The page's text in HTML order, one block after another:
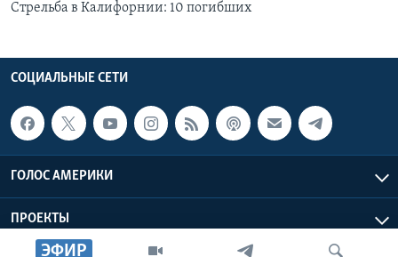
ЭФИР
Стрельба в Калифорнии: 10 погибших
СОЦИАЛЬНЫЕ СЕТИ
ГОЛОС АМЕРИКИ
ПРОЕКТЫ